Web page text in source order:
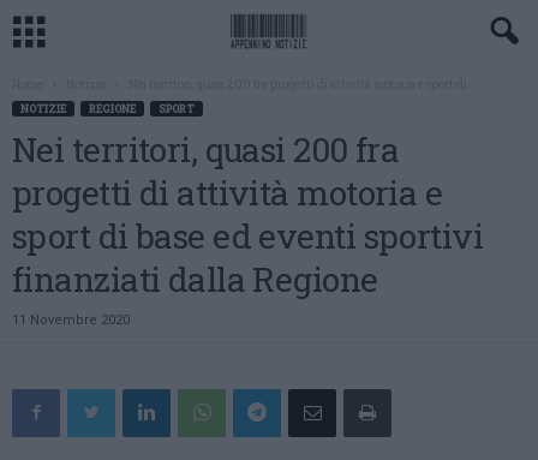
NOTIZIE REGIONE SPORT
Nei territori, quasi 200 fra
progetti di attività motoria e
sport di base ed eventi sportivi
finanziati dalla Regione
11 Novembre 2020